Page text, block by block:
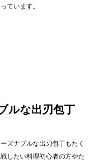
ています。
ルな出刃包丁
ズナブルな出刃包丁もたく
したい料理初心者の方やた